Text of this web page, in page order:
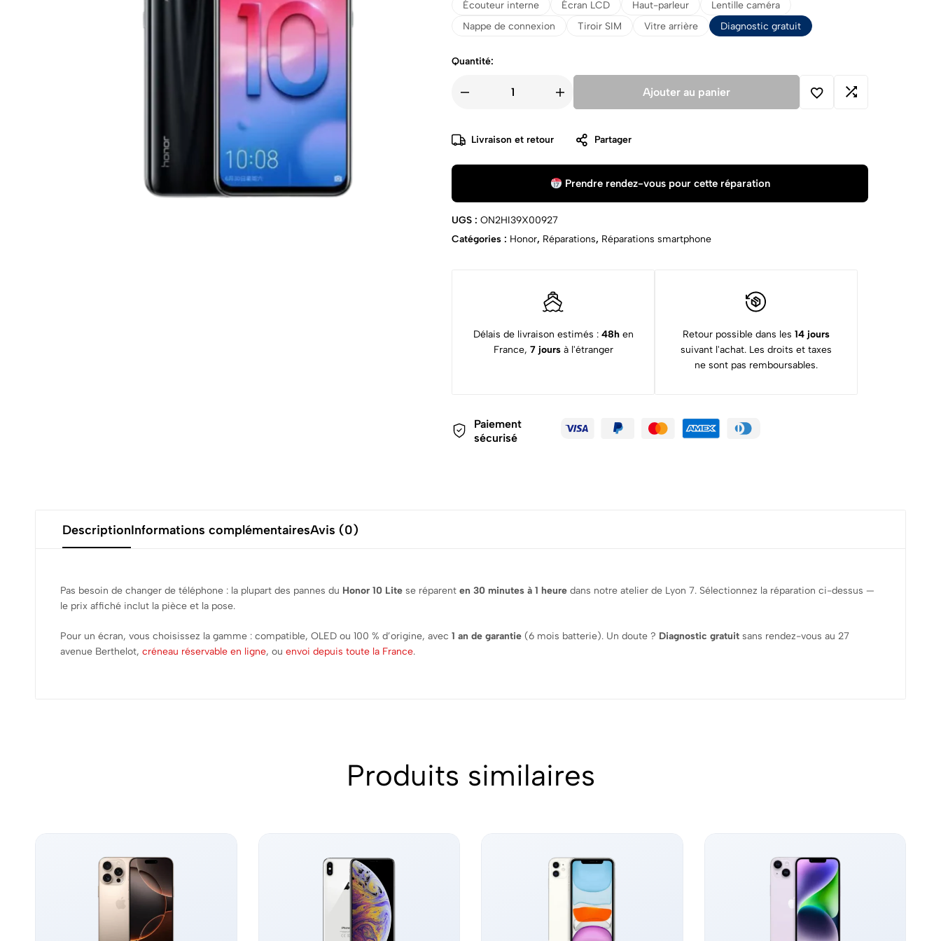
Écouteur interne
Écran LCD Haut-parleur
Lentille caméra
Nappe de connexion
Tiroir SIM Vitre arrière Diagnostic gratuit
Quantité:
Ajouter au panier
Livraison et retour Partager
Prendre rendez-vous pour cette réparation
UGS : ON2HI39X00927
Catégories : Honor, Réparations, Réparations smartphone
Délais de livraison estimés : 48h en
France, 7 joursà l'étranger
Retour possible dans les 14 jours
suivant l'achat. Les droits et taxes
ne sont pas remboursables.
Paiement
sécurisé
DescriptionInformations complémentairesAvis (0)
Pas besoin de changer de téléphone : la plupart des pannes du Honor 10 Lite se réparent en 30 minutes à 1 heure dans notre atelier de Lyon 7. Sélectionnez la réparation ci-dessus —
le prix affiché inclut la pièce et la pose.
Pour un écran, vous choisissez la gamme : compatible, OLED ou 100 % d’origine, avec 1 an de garantie (6 mois batterie). Un doute ? Diagnostic gratuit sans rendez-vous au 27
avenue Berthelot, créneau réservable en ligne, ou envoi depuis toute la France.
Produits similaires